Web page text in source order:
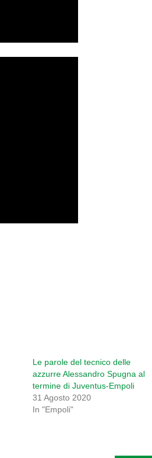
Le parole del tecnico delle
azzurre Alessandro Spugna al
termine di Juventus-Empoli
31 Agosto 2020
In "Empoli"